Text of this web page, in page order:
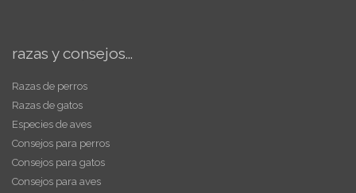
razas y consejos...
Razas de perros
Razas de gatos
Especies de aves
Consejos para perros
Consejos para gatos
Consejos para aves